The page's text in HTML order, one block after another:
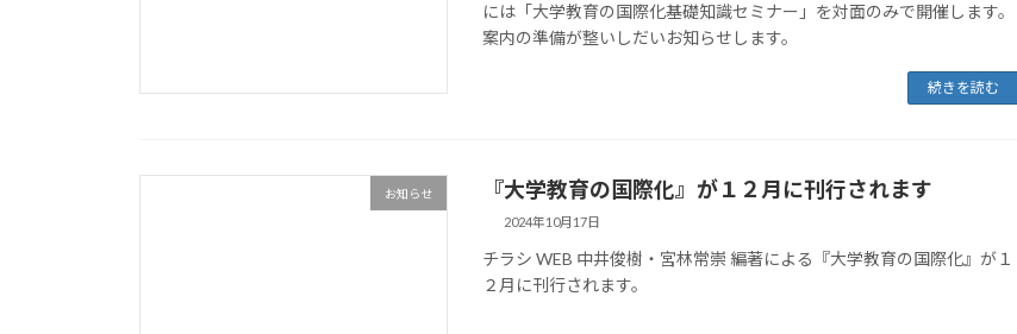
には「大学教育の国際化基礎知識セミナー」を対面のみで開催します。
案内の準備が整いしだいお知らせします。
続きを読む
お知らせ 『大学教育の国際化』が１２月に刊行されます
2024年10月17日
チラシ WEB 中井俊樹・宮林常崇 編著による『大学教育の国際化』が１
２月に刊行されます。